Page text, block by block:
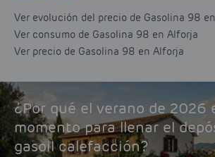
Ver evolución del precio de Gasolina 98
Ver consumo de Gasolina 98 en Alforja
Ver precio de Gasolina 98 en Alforja
¿Por qué el verano de 2026
momento para llenar el
gasoil calefacción?